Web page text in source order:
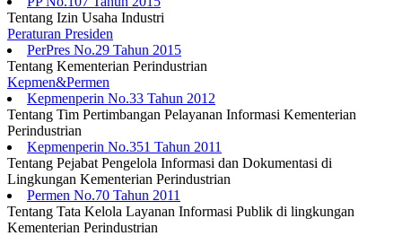
Tentang Izin Usaha Industri
Peraturan Presiden
PerPres No.29 Tahun 2015
Tentang Kementerian Perindustrian
Kepmen&Permen
Kepmenperin No.33 Tahun 2012
Tentang Tim Pertimbangan Pelayanan Informasi Kementerian
Perindustrian
Kepmenperin No.351 Tahun 2011
Tentang Pejabat Pengelola Informasi dan Dokumentasi di
Lingkungan Kementerian Perindustrian
Permen No.70 Tahun 2011
Tentang Tata Kelola Layanan Informasi Publik di lingkungan
Kementerian Perindustrian